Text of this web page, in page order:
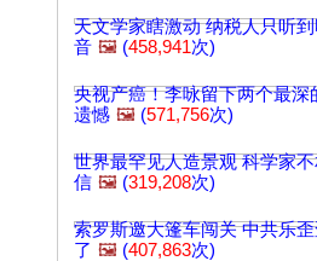
天文学家瞎激动 纳税人只听
音 🖼️ (458,941次)
央视产癌！李咏留下两个最深
遗憾 🖼️ (571,756次)
世界最罕见人造景观 科学家
信 🖼️ (319,208次)
索罗斯邀大篷车闯关 中共乐
了 🖼️ (407,863次)